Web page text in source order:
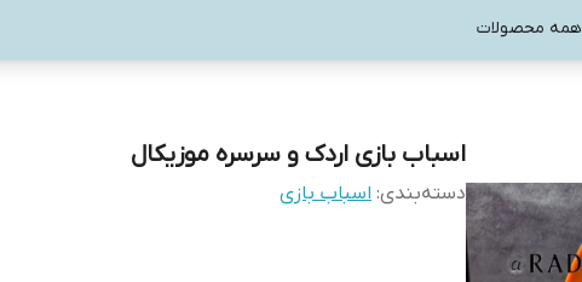
همه محصولات
اسباب بازی اردک و سرسره موزیکال
دسته‌بندی: اسباب بازی